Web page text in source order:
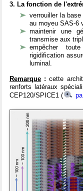
3. La fonction de
verrouiller la
au moyeu SAS-6
maintenir une
transmise aux
empêcher
rigidification
luminal.
Remarque :cette
renforts latéraux
CEP120/SPICE1 (